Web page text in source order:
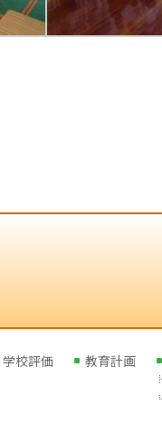
学校評価 教育計画